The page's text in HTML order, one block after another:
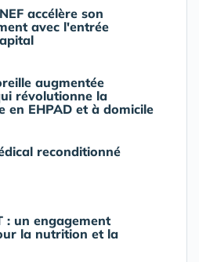
accélère son
avec l'entrée
augmentée
révolutionne la
en EHPAD et à domicile
reconditionné
: un engagement
la nutrition et la